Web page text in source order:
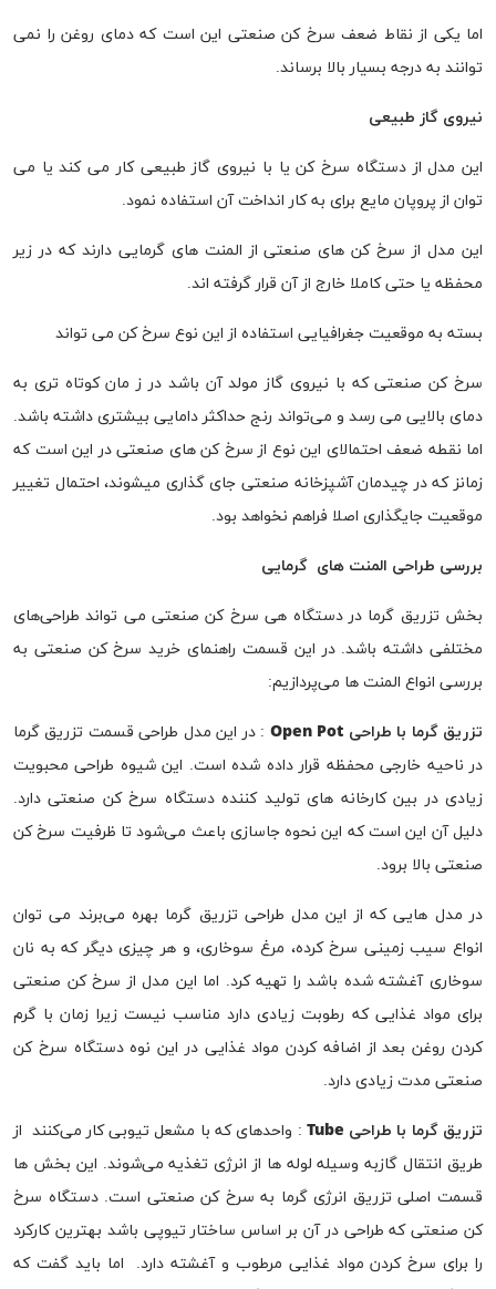
اما یکی از نقاط ضعف سرخ کن صنعتی این است که دمای روغن را نمی
توانند به درجه بسیار بالا برساند.
نیروی گاز طبیعی
این مدل از دستگاه سرخ کن یا با نیروی گاز طبیعی کار می کند یا می
توان از پروپان مایع برای به کار انداخت آن استفاده نمود.
این مدل از سرخ کن های صنعتی از المنت های گرمایی دارند که در زیر
محفظه یا حتی کاملا خارج از آن قرار گرفته اند.
بسته به موقعیت جغرافیایی استفاده از این نوع سرخ کن می تواند
سرخ کن صنعتی که با نیروی گاز مولد آن باشد در ز مان کوتاه تری به
دمای بالایی می رسد و می‌تواند رنج حداکثر دامایی بیشتری داشته باشد.
اما نقطه ضعف احتمالای این نوع از سرخ کن های صنعتی در این است که
زمانز که در چیدمان آشپزخانه صنعتی جای گذاری می‎شوند، احتمال تغییر
موقعیت جایگذاری اصلا فراهم نخواهد بود.
بررسی طراحی المنت های گرمایی
بخش تزریق گرما در دستگاه هی سرخ کن صنعتی می تواند طراحی‌های
مختلفی داشته باشد. در این قسمت راهنمای خرید سرخ کن صنعتی به
بررسی انواع المنت ها می‌پردازیم:
تزریق گرما با طراحی Open Pot : در این مدل طراحی قسمت تزریق گرما
در ناحیه خارجی محفظه قرار داده شده است. این شیوه طراحی محبویت
زیادی در بین کارخانه های تولید کننده دستگاه سرخ کن صنعتی دارد.
دلیل آن این است که این نحوه جاسازی باعث می‌شود تا ظرفیت سرخ کن
صنعتی بالا برود.
در مدل هایی که از این مدل طراحی تزریق گرما بهره می‌برند می توان
انواع سیب زمینی سرخ کرده، مرغ سوخاری، و هر چیزی دیگر که به نان
سوخاری آغشته شده باشد را تهیه کرد. اما این مدل از سرخ کن صنعتی
برای مواد غذایی که رطوبت زیادی دارد مناسب نیست زیرا زمان با گرم
کردن روغن بعد از اضافه کردن مواد غذایی در این نوه دستگاه سرخ کن
صنعتی مدت زیادی دارد.
تزریق گرما با طراحی Tube : واحدهای که با مشعل تیوبی کار می‌کنند از
طریق انتقال گازبه وسیله لوله ها از انرژی تغذیه می‌شوند. این بخش ها
قسمت اصلی تزریق انرژی گرما به سرخ کن صنعتی است. دستگاه سرخ
کن صنعتی که طراحی در آن بر اساس ساختار تیوپی باشد بهترین کارکرد
را برای سرخ کردن مواد غذایی مرطوب و آغشته دارد. اما باید گفت که